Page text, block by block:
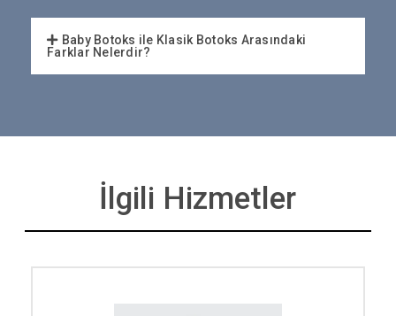
Baby Botoks ile Klasik Botoks Arasındaki
Farklar Nelerdir?
İlgili Hizmetler